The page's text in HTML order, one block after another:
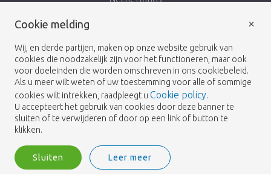
© 2026 -Heemskerk Flowers Algemene voorwaarden
Heemskerk Flowers is a trading name of BGH A.Heemskerk AZN b.v.
Cookie melding
Wij, en derde partijen, maken op onze website gebruik van
cookies die noodzakelijk zijn voor het functioneren, maar ook
voor doeleinden die worden omschreven in ons cookiebeleid.
Als u meer wilt weten of uw toestemming voor alle of sommige
cookies wilt intrekken, raadpleegt u Cookie policy.
U accepteert het gebruik van cookies door deze banner te
sluiten of te verwijderen of door op een link of button te
klikken.
Sluiten Leer meer
×